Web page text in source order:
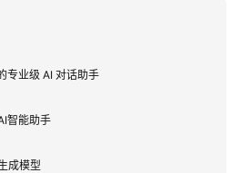
专业级 AI 对话助手
智能助手
成模型